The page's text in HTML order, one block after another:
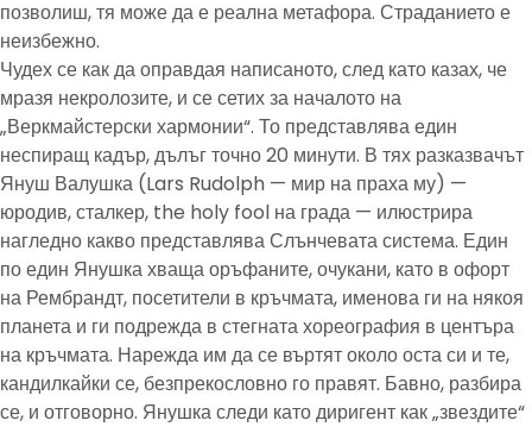
позволиш, тя може да е реална метафора. Страданието е
неизбежно.
Чудех се как да оправдая написаното, след като казах, че
мразя некролозите, и се сетих за началото на
„Веркмайстерски хармонии“. То представлява един
неспиращ кадър, дълъг точно 20 минути. В тях разказвачът
Януш Валушка (Lars Rudolph — мир на праха му) —
юродив, сталкер, the holy fool на града — илюстрира
нагледно какво представлява Слънчевата система. Един
по един Янушка хваща оръфаните, очукани, като в офорт
на Рембрандт, посетители в кръчмата, именова ги на някоя
планета и ги подрежда в стегната хореография в центъра
на кръчмата. Нарежда им да се въртят около оста си и те,
кандилкайки се, безпрекословно го правят. Бавно, разбира
се, и отговорно. Янушка следи като диригент как „звездите“